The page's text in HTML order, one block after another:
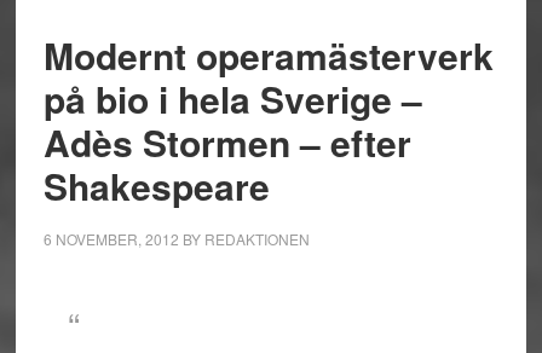
Modernt operamästerverk
på bio i hela Sverige –
Adès Stormen – efter
Shakespeare
6 NOVEMBER, 2012 BY REDAKTIONEN